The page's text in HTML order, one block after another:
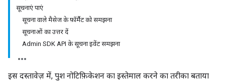
सूचनाएं पाएं
सूचना वाले मैसेज के फ़ॉर्मैट को समझना
सूचनाओं का उत्तर दें
Admin SDK API के सूचना इवेंट समझना
इस दस्तावेज़ में, पुश नोटिफ़िकेशन का इस्तेमाल करने का तरीका बताया